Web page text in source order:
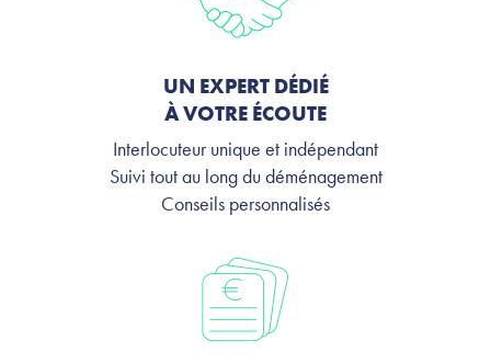
UN EXPERT DÉDIÉ
À VOTRE ÉCOUTE
Interlocuteur unique et indépendant
Suivi tout au long du déménagement
Conseils personnalisés